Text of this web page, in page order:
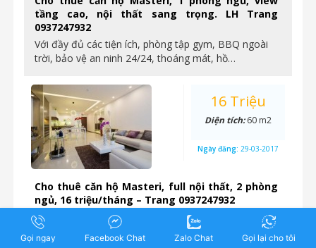
tầng cao, nội thất sang trọng. LH Trang
0937247932
Với đầy đủ các tiện ích, phòng tập gym, BBQ ngoài
trời, bảo vệ an ninh 24/24, thoáng mát, hồ…
Cho thuê căn hộ Masteri, full nội thất, 2 phòng
ngủ, 16 triệu/tháng – Trang 0937247932
Căn hộ cao cấp Masteri Thảo Điền vị trí ngay MT 159
Xa Lộ Hà Nội, Phường Thảo điền, Quận…
16 Triệu
Diện tích:60 m2
Ngày đăng: 29-03-2017
Gọi ngay Facebook Chat Zalo Chat Gọi lại cho tôi